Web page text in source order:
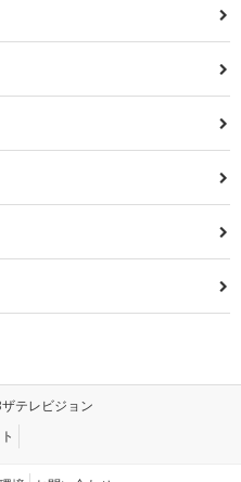
ザテレビジョン